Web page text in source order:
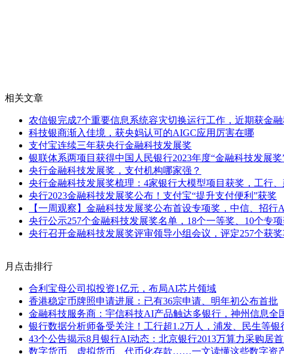
相关文章
农信银完成7个重要信息系统容灾切换运行工作，近期获金
科技银商渐入佳境，获央妈认可的AIGC应用厉害在哪
支付宝连续三年获央行金融科技发展奖
银联体系两项目获得中国人民银行2023年度“金融科技发展奖
央行金融科技发展奖，支付机构哪家强？
央行金融科技发展奖梳理：4家银行大模型项目获奖，工行
央行2023金融科技发展奖公布！支付宝“提升支付便利”获奖
【一周观察】金融科技发展奖公布首设专项奖，中信、招行
央行公示257个金融科技发展奖名单，18个一等奖、10个专
央行召开金融科技发展奖评审领导小组会议，评定257个获奖
月点击排行
合利宝母公司拟投资1亿元，布局AI芯片领域
香港稳定币牌照申请进展：已有36宗申请、明年初公布首批
金融科技服务商：宇信科技AI产品触达多银行，神州信息全
银行数据分析师备受关注！工行超1.2万人，浦发、民生等银
43个公告揭示8月银行AI动态：北京银行2013万算力采购居
数字货币、虚拟货币、代币化存款……一文读懂这些数字资